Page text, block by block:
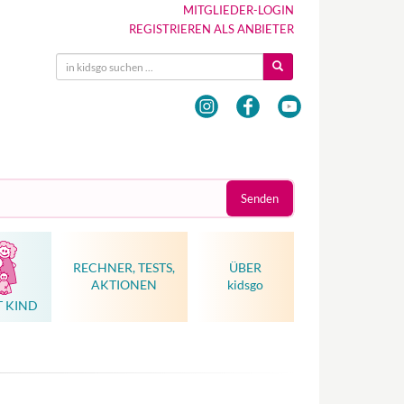
MITGLIEDER-LOGIN
REGISTRIEREN ALS ANBIETER
Senden
KIND
RECHNER, TESTS,
AKTIONEN
ÜBER
kidsgo